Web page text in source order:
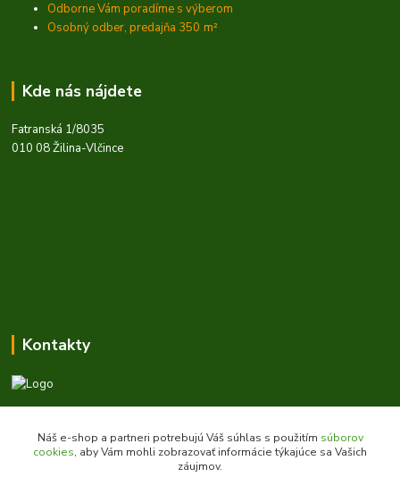
Odborne Vám poradíme s výberom
Osobný odber, predajňa 350 m²
Kde nás nájdete
Fatranská 1/8035
010 08 Žilina-Vlčince
Kontakty
Zákaznícka podpora daes.sk
+421 903 707 668
(Po-Pia, 8-16 hod.)
Náš e-shop a partneri potrebujú Váš súhlas s použitím súborov
cookies, aby Vám mohli zobrazovať informácie týkajúce sa Vašich
záujmov.